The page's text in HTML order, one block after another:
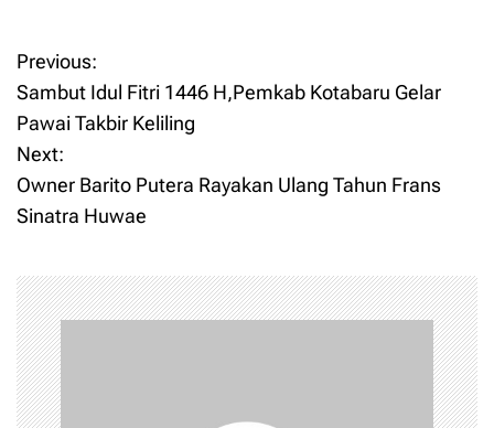
P
o
s
t
a
v
i
Previous:
Sambut Idul Fitri 1446 H,Pemkab Kotabaru Gelar
Pawai Takbir Keliling
Next:
Owner Barito Putera Rayakan Ulang Tahun Frans
Sinatra Huwae